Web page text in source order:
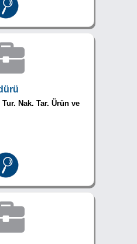
Nak. Tar. Ürün ve